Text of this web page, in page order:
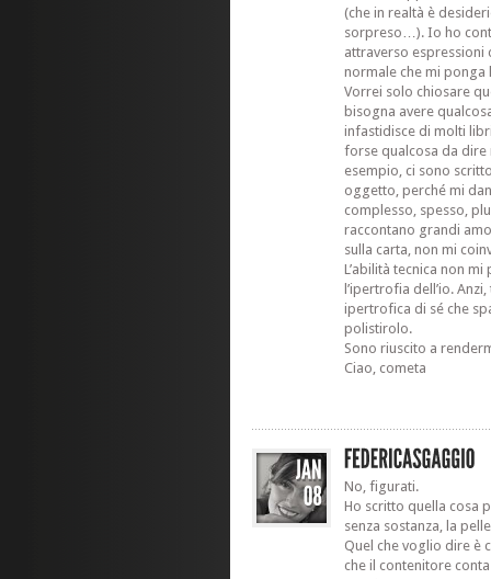
(che in realtà è
sorpreso…). Io ho
attraverso espressioni
normale che mi ponga
Vorrei solo chiosare
bisogna avere
infastidisce di molti
forse qualcosa da dire
esempio, ci sono
oggetto, perché mi
complesso, spesso,
raccontano grandi
sulla carta, non mi
L’abilità tecnica non
l’ipertrofia dell’io.
ipertrofica di sé che
polistirolo.
Sono riuscito a
Ciao, cometa
No, figurati.
Ho scritto quella cosa
senza sostanza, la
Quel che voglio dire è
che il contenitore